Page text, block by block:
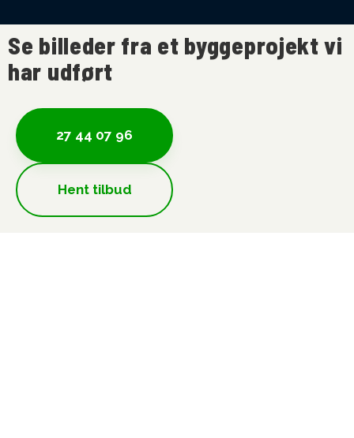
Se billeder fra et byggeprojekt vi
har udført
27 44 07 96
Hent tilbud